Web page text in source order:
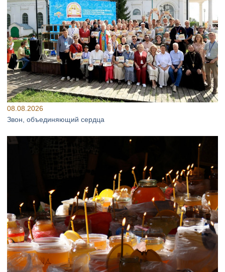
08.08.2026
Звон, объединяющий сердца